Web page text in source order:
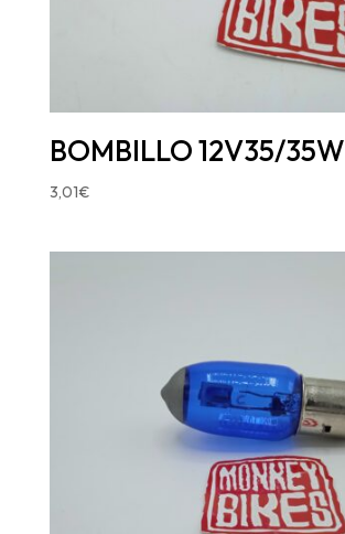
BOMBILLO 12V35/35W
3,01€